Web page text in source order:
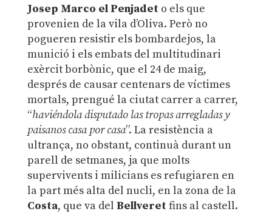
Josep Marco el Penjadeto els que
provenien de la vila d’Oliva. Però no
pogueren resistir els bombardejos, la
munició i els embats del multitudinari
exèrcit borbònic, que el 24 de maig,
després de causar centenars de víctimes
mortals, prengué la ciutat carrer a carrer,
“haviéndola disputado las tropas arregladasy
paisanos casa por casa”. La resistència a
ultrança, no obstant, continuà durant un
parell de setmanes, ja que molts
supervivents i milicians es refugiaren en
la part més alta del nucli, en la zona de la
Costa, que va del Bellveretfins al castell.